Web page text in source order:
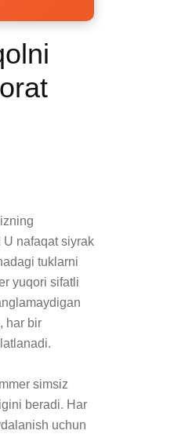
nafaqat siyrak
tuklarni
yuqori sifatli
har bir
simsiz
beradi. Har
uchun